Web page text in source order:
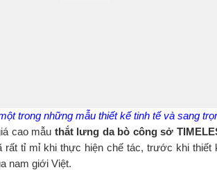
trong những mẫu thiết kế tinh tế và sang
cao mẫu thắt lưng da bò công sở
tỉ mỉ khi thực hiện chế tác, trước khi
nam giới Việt.